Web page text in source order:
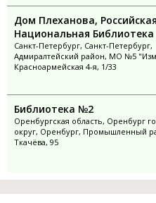
Дом Плеханова, Российская
Национальная Библиотека
Санкт-Петербург, Санкт-Петербург,
Адмиралтейский район, МО №5
Красноармейская 4-я, 1/33
Библиотека №2
Оренбургская область, Оренбург
округ, Оренбург, Промышленный
Ткачёва, 95